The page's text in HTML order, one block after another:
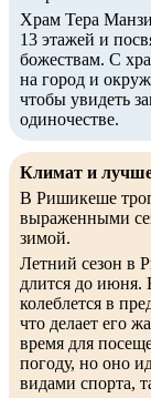
Храм Тера
13 этажей и
божествам. С
на город и
чтобы увидеть
одиночестве.
Климат и
В Ришикеше
выраженными
зимой.
Летний сезон в
длится до июня.
колеблется в
что делает его
время для
погоду, но оно
видами спорта,